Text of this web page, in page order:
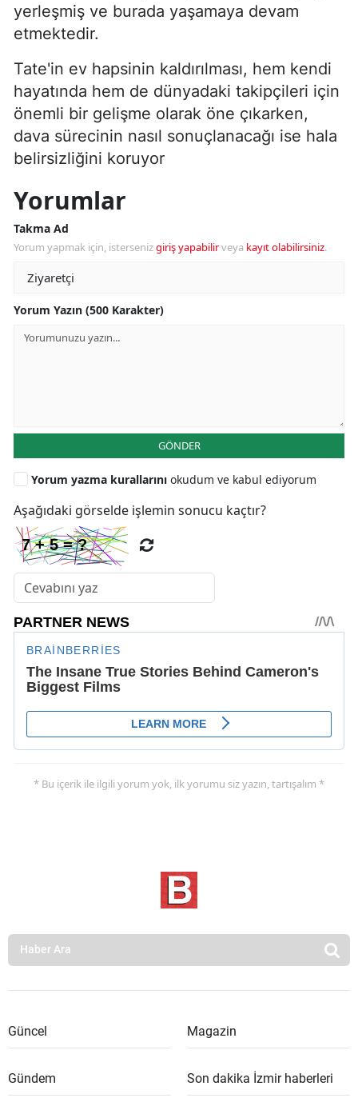
yerleşmiş ve burada yaşamaya devam
etmektedir.
Tate'in ev hapsinin kaldırılması, hem kendi
hayatında hem de dünyadaki takipçileri için
önemli bir gelişme olarak öne çıkarken,
dava sürecinin nasıl sonuçlanacağı ise hala
belirsizliğini koruyor
Yorumlar
Takma Ad
Yorum yapmak için, istersenizgiriş yapabilirveya kayıt olabilirsiniz.
Yorum Yazın (500 Karakter)
GÖNDER
Yorum yazma kurallarını okudum ve kabul ediyorum
Aşağıdaki görselde işlemin sonucu kaçtır?
* Bu içerik ile ilgili yorum yok, ilk yorumu siz yazın, tartışalım *
Güncel Magazin
Gündem Son dakika İzmir haberleri